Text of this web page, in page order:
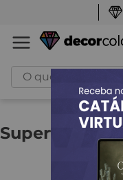
O que você procura?
Superfícies